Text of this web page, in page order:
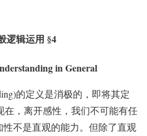
逻辑运用 §4
in General
的定义是消极的，即将其定
在，离开感性，我们不可能有任
性不是直观的能力。但除了直观